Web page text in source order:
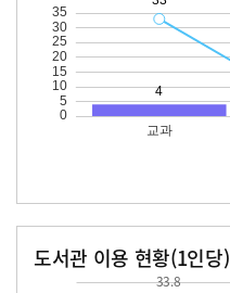
도서관 이용 현황(1인당)
33.8